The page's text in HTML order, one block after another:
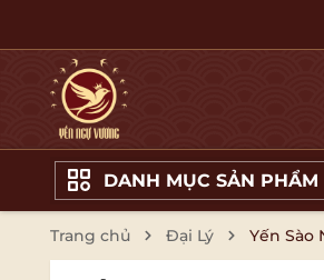
DANH MỤC SẢN PHẨM
Trang chủ Đại Lý Yến Sào